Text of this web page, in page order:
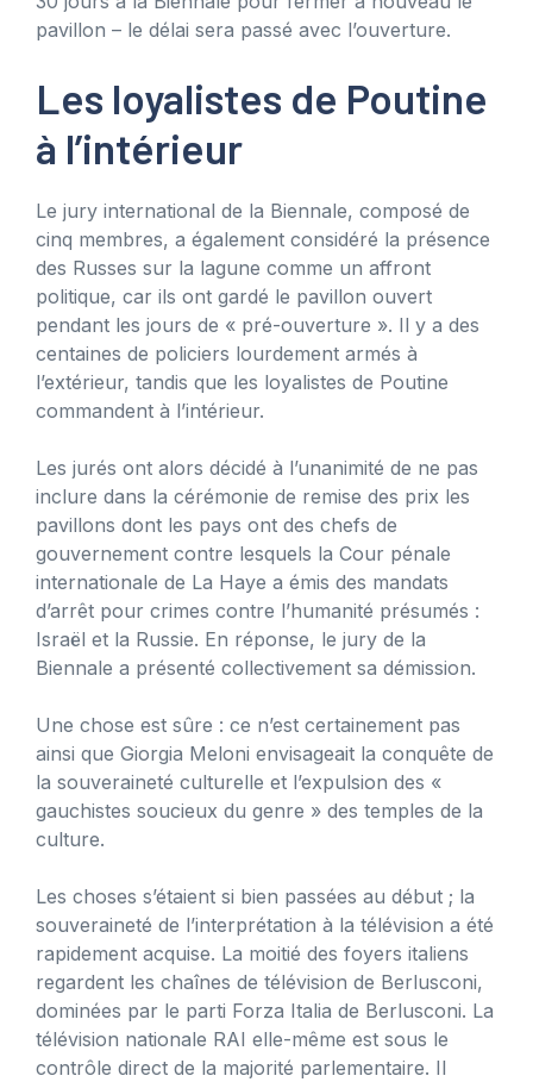
pavillon – le délai sera passé avec l’ouverture.
Les loyalistes de Poutine
à l’intérieur
Le jury international de la Biennale, composé de
cinq membres, a également considéré la présence
des Russes sur la lagune comme un affront
politique, car ils ont gardé le pavillon ouvert
pendant les jours de « pré-ouverture ». Il y a des
centaines de policiers lourdement armés à
l’extérieur, tandis que les loyalistes de Poutine
commandent à l’intérieur.
Les jurés ont alors décidé à l’unanimité de ne pas
inclure dans la cérémonie de remise des prix les
pavillons dont les pays ont des chefs de
gouvernement contre lesquels la Cour pénale
internationale de La Haye a émis des mandats
d’arrêt pour crimes contre l’humanité présumés :
Israël et la Russie. En réponse, le jury de la
Biennale a présenté collectivement sa démission.
Une chose est sûre : ce n’est certainement pas
ainsi que Giorgia Meloni envisageait la conquête de
la souveraineté culturelle et l’expulsion des «
gauchistes soucieux du genre » des temples de la
culture.
Les choses s’étaient si bien passées au début ; la
souveraineté de l’interprétation à la télévision a été
rapidement acquise. La moitié des foyers italiens
regardent les chaînes de télévision de Berlusconi,
dominées par le parti Forza Italia de Berlusconi. La
télévision nationale RAI elle-même est sous le
contrôle direct de la majorité parlementaire. Il